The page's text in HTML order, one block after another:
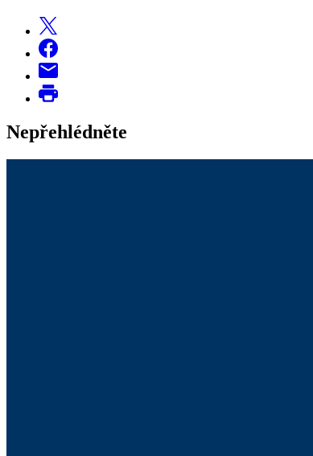
Nepřehlédněte